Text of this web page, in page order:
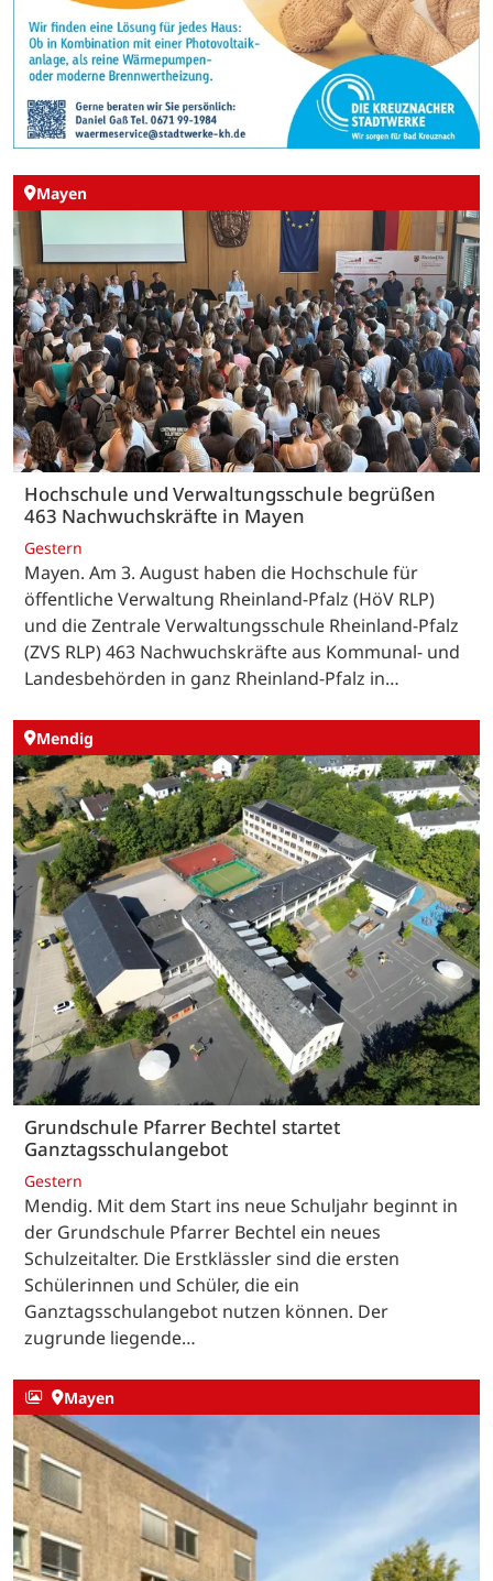
Mayen
Hochschule und Verwaltungsschule begrüßen
463 Nachwuchskräfte in Mayen
Gestern
Mayen. Am 3. August haben die Hochschule für
öffentliche Verwaltung Rheinland-Pfalz (HöV RLP)
und die Zentrale Verwaltungsschule Rheinland-Pfalz
(ZVS RLP) 463 Nachwuchskräfte aus Kommunal- und
Landesbehörden in ganz Rheinland-Pfalz in…
Mendig
Grundschule Pfarrer Bechtel startet
Ganztagsschulangebot
Gestern
Mendig. Mit dem Start ins neue Schuljahr beginnt in
der Grundschule Pfarrer Bechtel ein neues
Schulzeitalter. Die Erstklässler sind die ersten
Schülerinnen und Schüler, die ein
Ganztagsschulangebot nutzen können. Der
zugrunde liegende…
Mayen